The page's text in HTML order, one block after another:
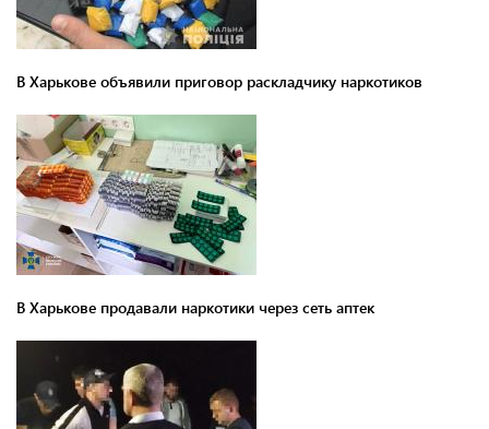
В Харькове объявили приговор раскладчику наркотиков
В Харькове продавали наркотики через сеть аптек